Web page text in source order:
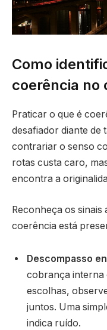
Como
coerência no
Praticar o que é
desafiador diante de
contrariar o senso
rotas custa caro,
encontra a
Reconheça os
coerência está
Descompasso
cobrança interna
escolhas,
juntos. Uma
indica ruído.